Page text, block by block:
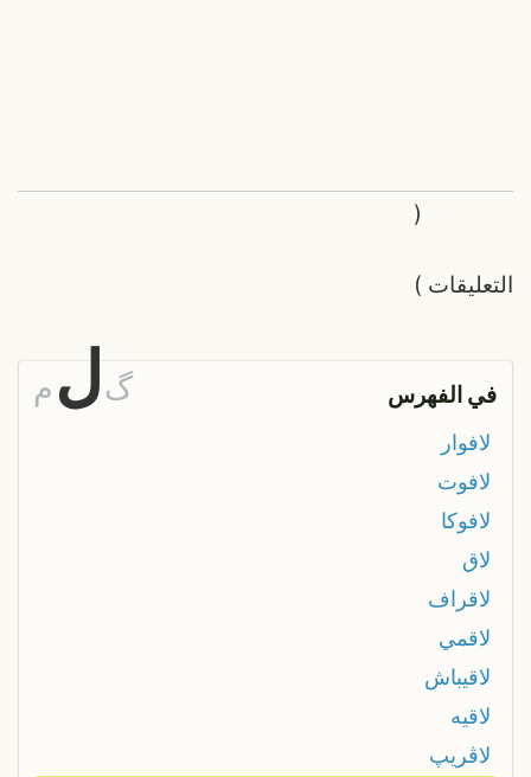
التعليقات
(
)
في الفهرس گل م
لافوار
لافوت
لافوكا
لاق
لاقراف
لاقمي
لاقيباش
لاقيه
لاڨريپ